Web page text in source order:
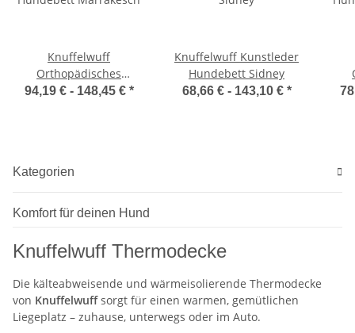
Knuffelwuff
Orthopädisches
Hundebett Marrakesch
94,19 € - 148,45 € *
Knuffelwuff Kunstleder
Hundebett Sidney
68,66 € - 143,10 € *
Kategorien
Komfort für deinen Hund
Knuffelwuff Thermodecke
Die kälteabweisende und wärmeisolierende Thermodecke
von Knuffelwuffsorgt für einen warmen, gemütlichen
Liegeplatz – zuhause, unterwegs oder im Auto.